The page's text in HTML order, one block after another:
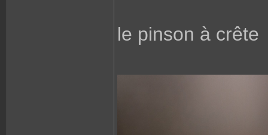
le pinson à crête